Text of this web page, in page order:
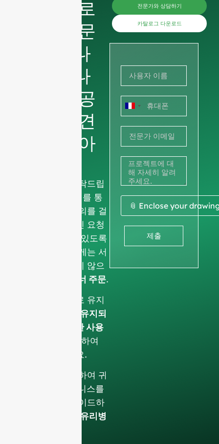
지금 바로
가격을 문
의하거나
사진이나
그림을 공
유하여 견
적을 받아
다음 사항을 부탁드립
를 통
해 비업무용 문의를 걸
러내고 전문적인 요청
에만 집중할 수 있도록
합니다. 개인에게는 서
비스를 제공하지 않으
전체 컨테이너 주문.
데이터는 그대로 유지
기밀로 유지되
며 내부적으로만 사용
를 클릭하여
팀과 논의하세요.
지금 바로 연락하여 귀
사의 F&B 비즈니스를
한 단계 업그레이드하
프리미엄 유리병
전문가와 상담하기
카탈로그 다운로드
프
랑
스
+33
📎 Enclose your
제출